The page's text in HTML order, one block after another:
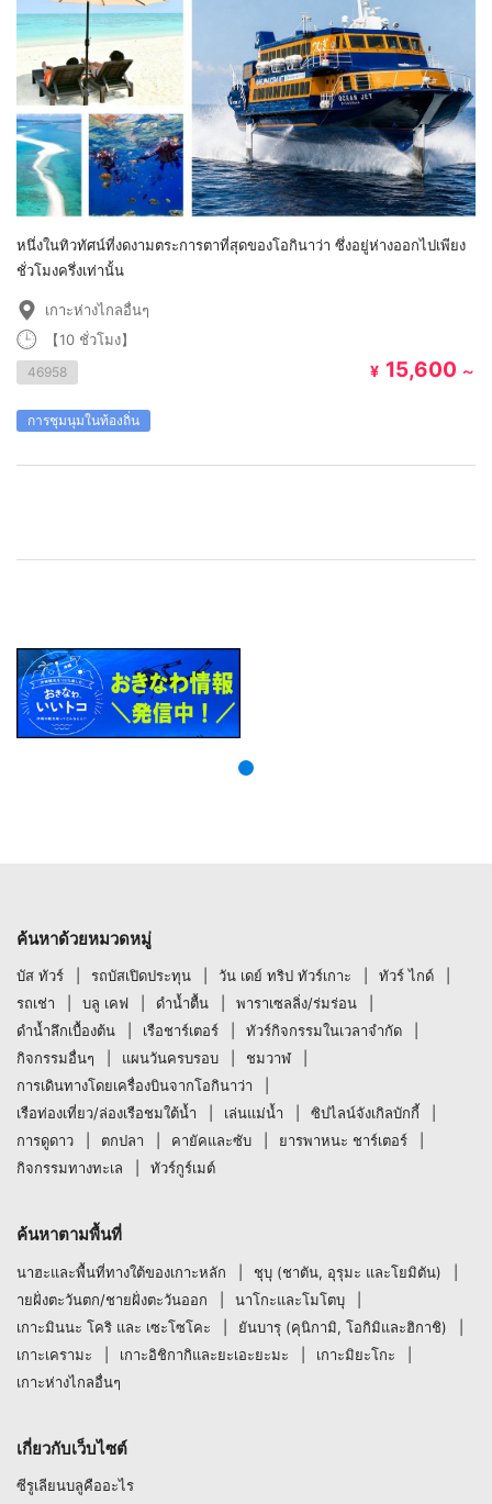
หนึ่งในทิวทัศน์ที่งดงามตระการตาที่สุดของโอกินาว่า ซึ่งอยู่ห่างออกไปเพียง
ชั่วโมงครึ่งเท่านั้น
เกาะห่างไกลอื่นๆ
【10 ชั่วโมง】
46958 ¥ 15,600 ～
การชุมนุมในท้องถิ่น
ค้นหาด้วยหมวดหมู่
บัส ทัวร์ รถบัสเปิดประทุน วัน เดย์ ทริป ทัวร์เกาะ
ทัวร์ ไกด์
รถเช่า
บลู เคฟ ดำน้ำตื้น
พาราเซลลิ่ง/ร่มร่อน
ดำน้ำลึกเบื้องต้น
เรือชาร์เตอร์
ทัวร์กิจกรรมในเวลาจำกัด
กิจกรรมอื่นๆ
แผนวันครบรอบ
ชมวาฬ
การเดินทางโดยเครื่องบินจากโอกินาว่า
เรือท่องเที่ยว/ล่องเรือชมใต้น้ำ
เล่นแม่น้ำ
ซิปไลน์จังเกิลบักกี้
การดูดาว
ตกปลา คายัคและซับ
ยารพาหนะ ชาร์เตอร์
กิจกรรมทางทะเล
ทัวร์กูร์เมต์
ค้นหาตามพื้นที่
นาฮะและพื้นที่ทางใต้ของเกาะหลัก
ชุบุ (ชาตัน, อุรุมะ และโยมิตัน)
ายฝั่งตะวันตก/ชายฝั่งตะวันออก
นาโกะและโมโตบุ
เกาะมินนะ โคริ และ เซะโซโคะ
ยันบารุ (คุนิกามิ, โอกิมิและฮิกาชิ)
เกาะเครามะ
เกาะอิชิกากิและยะเอะยะมะ
เกาะมิยะโกะ
เกาะห่างไกลอื่นๆ
เกี่ยวกับเว็บไซต์
ซีรูเลียนบลูคืออะไร